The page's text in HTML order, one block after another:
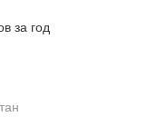
за год